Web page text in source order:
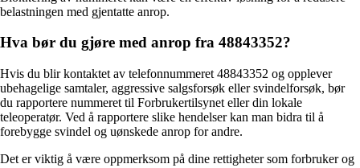
belastningen med gjentatte anrop.
Hva bør du gjøre med anrop fra 48843352?
Hvis du blir kontaktet av telefonnummeret 48843352 og opplever
ubehagelige samtaler, aggressive salgsforsøk eller svindelforsøk, bør
du rapportere nummeret til Forbrukertilsynet eller din lokale
teleoperatør. Ved å rapportere slike hendelser kan man bidra til å
forebygge svindel og uønskede anrop for andre.
Det er viktig å være oppmerksom på dine rettigheter som forbruker og